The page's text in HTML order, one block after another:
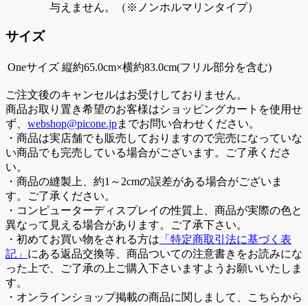
与えません。（※ノンホルマリンタイプ）
サイズ
Oneサイズ 縦約65.0cm×横約83.0cm(フリル部分を含む)
ご注文後のキャンセルはお受けしておりません。
商品お取り置き希望のお客様はショッピングカートを使用せ
ず、 webshop@picone.jpまでお問い合わせください。
・商品は実店舗でも販売しておりますので完売になっていな
い商品でも完売している場合がございます。ご了承くださ
い。
・商品の縫製上、約1～2cmの誤差がある場合がございま
す。ご了承ください。
・コンピューターディスプレイの性質上、商品が実際の色と
異なって見える場合があります。ご了承下さい。
・初めてお買い物をされる方は 「特定商取引法に基づく表
記」 にある返品交換等、商品ついての注意書きをお読みにな
った上で、ご了承の上ご購入下さいますようお願いいたしま
す。
・オンラインショップ掲載の商品に関しまして、こちらから